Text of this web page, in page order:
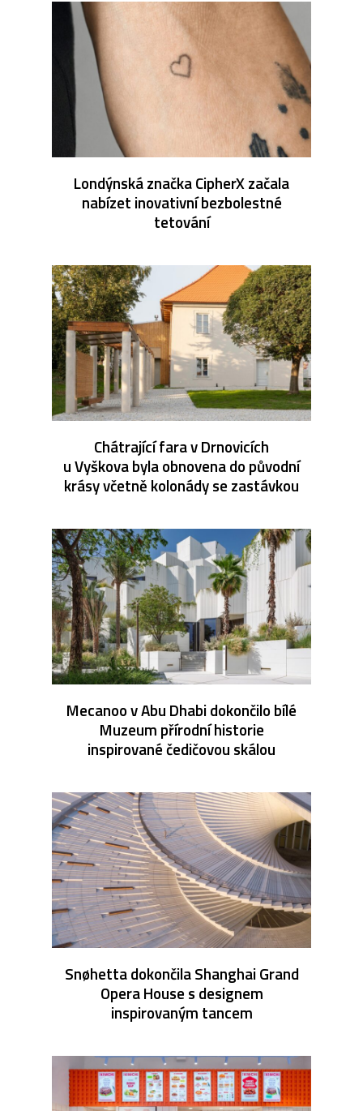
Londýnská značka CipherX začala
nabízet inovativní bezbolestné
tetování
Chátrající fara v Drnovicích
u Vyškova byla obnovena do původní
krásy včetně kolonády se zastávkou
Mecanoo v Abu Dhabi dokončilo bílé
Muzeum přírodní historie
inspirované čedičovou skálou
Snøhetta dokončila Shanghai Grand
Opera House s designem
inspirovaným tancem